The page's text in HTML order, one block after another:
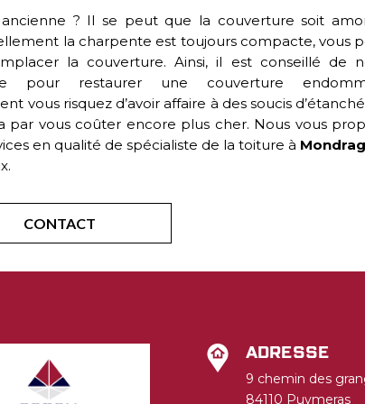
? Il se peut que la couverture soit
la charpente est toujours compacte, vous
la couverture. Ainsi, il est conseillé de
pour restaurer une couverture
vous risquez d’avoir affaire à des soucis
par vous coûter encore plus cher. Nous vous
en qualité de spécialiste de la toiture à
CONTACT
Adresse
9 chemin des
84110 Puymeras